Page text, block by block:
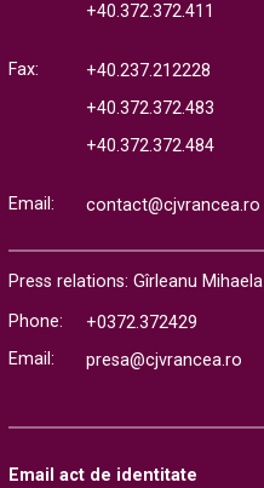
+40.372.372.411
Fax:
+40.237.212228
+40.372.372.483
+40.372.372.484
Email: contact@cjvrancea.ro
Press relations: Gîrleanu Mihaela
Phone:
+0372.372429
Email:
presa@cjvrancea.ro
Email act de identitate